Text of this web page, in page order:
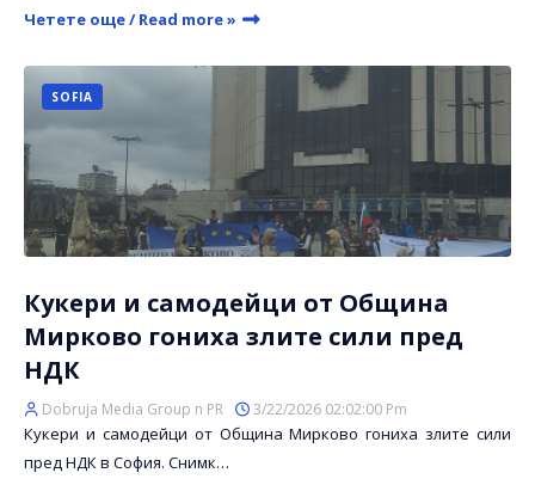
Четете още / Read more »
SOFIA
Кукери и самодейци от Община
Мирково гониха злите сили пред
НДК
Dobruja Media Group n PR 3/22/2026 02:02:00 Pm
Кукери и самодейци от Община Мирково гониха злите сили
пред НДК в София. Снимк…